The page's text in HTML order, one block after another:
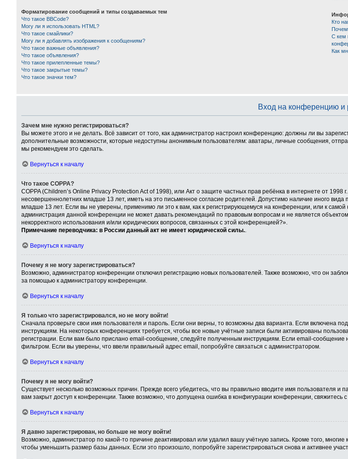
Форматирование сообщений и типы создаваемых тем
Что такое BBCode?
Могу ли я использовать HTML?
Что такое смайлики?
Могу ли я добавлять изображения к сообщениям?
Что такое важные объявления?
Что такое объявления?
Что такое прилепленные темы?
Что такое закрытые темы?
Что такое значки тем?
Кто
С кем
Как
Вход на конференцию и
Зачем мне нужно регистрироваться?
Вы можете этого и не делать. Всё зависит от того, как администратор настроил конференцию: должны ли вы
дополнительные возможности, которые недоступны анонимным пользователям: аватары, личные сообщения,
мы рекомендуем это сделать.
Вернуться к началу
Что такое COPPA?
COPPA (Children’s Online Privacy Protection Act of 1998), или Акт о защите частных прав ребёнка в интернете от
несовершеннолетних младше 13 лет, иметь на это письменное согласие родителей. Допустимо наличие иного
младше 13 лет. Если вы не уверены, применимо ли это к вам, как к регистрирующемуся на конференции, или к
администрация данной конференции не может давать рекомендаций по правовым вопросам и не является
некорректного использования и/или юридических вопросов, связанных с этой конференцией?».
Примечание переводчика: в России данный акт не имеет юридической силы..
Вернуться к началу
Почему я не могу зарегистрироваться?
Возможно, администратор конференции отключил регистрацию новых пользователей. Также возможно, что он
за помощью к администратору конференции.
Вернуться к началу
Я только что зарегистрировался, но не могу войти!
Сначала проверьте свои имя пользователя и пароль. Если они верны, то возможны два варианта. Если включена
инструкциям. На некоторых конференциях требуется, чтобы все новые учётные записи были активированы
регистрации. Если вам было прислано email-сообщение, следуйте полученным инструкциям. Если email-
фильтром. Если вы уверены, что ввели правильный адрес email, попробуйте связаться с администратором.
Вернуться к началу
Почему я не могу войти?
Существует несколько возможных причин. Прежде всего убедитесь, что вы правильно вводите имя пользователя
вам закрыт доступ к конференции. Также возможно, что допущена ошибка в конфигурации конференции, свяжитесь
Вернуться к началу
Я давно зарегистрирован, но больше не могу войти!
Возможно, администратор по какой-то причине деактивировал или удалил вашу учётную запись. Кроме того,
чтобы уменьшить размер базы данных. Если это произошло, попробуйте зарегистрироваться снова и активнее